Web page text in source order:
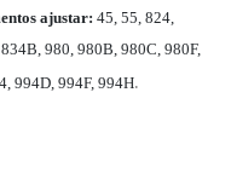
ajustar: 45, 55, 824,
980, 980B, 980C, 980F,
994D, 994F, 994H.